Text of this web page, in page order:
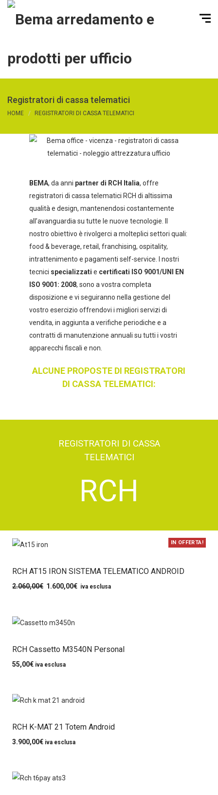
Registratori di cassa telematici
HOME REGISTRATORI DI CASSA TELEMATICI
BEMA, da anni partner di RCH Italia, offre
registratori di cassa telematici RCH di altissima
qualità e design, mantenendosi costantemente
all’avanguardia su tutte le nuove tecnologie. Il
nostro obiettivo è rivolgerci a molteplici settori quali:
food & beverage, retail, franchising, ospitality,
intrattenimento e pagamenti self-service. I nostri
tecnici specializzati e certificati ISO 9001/UNI EN
ISO 9001: 2008, sono a vostra completa
disposizione e vi seguiranno nella gestione del
vostro esercizio offrendovi i migliori servizi di
vendita, in aggiunta a verifiche periodiche e a
contratti di manutenzione annuali su tutti i vostri
apparecchi fiscali e non.
ALCUNE PROPOSTE DI REGISTRATORI
DI CASSA TELEMATICI:
REGISTRATORI DI CASSA
TELEMATICI
RCH
IN OFFERTA!
RCH AT15 IRON SISTEMA TELEMATICO ANDROID
2.060,00€ 1.600,00€ iva esclusa
RCH Cassetto M3540N Personal
55,00€ iva esclusa
RCH K-MAT 21 Totem Android
3.900,00€ iva esclusa